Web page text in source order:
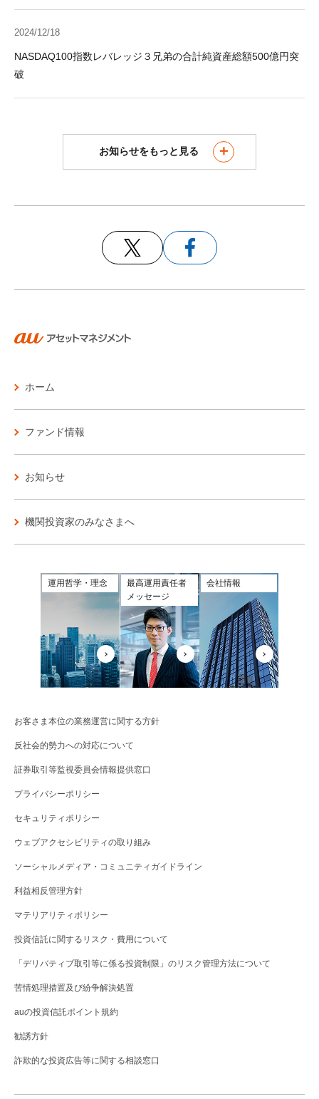
2024/12/18
NASDAQ100指数レバレッジ３兄弟の合計純資産総額500億円突
破
お知らせをもっと見る
ホーム
ファンド情報
お知らせ
機関投資家のみなさまへ
運用哲学・理念
最高運用責任者
メッセージ
会社情報
お客さま本位の業務運営に関する方針
反社会的勢力への対応について
証券取引等監視委員会情報提供窓口
プライバシーポリシー
セキュリティポリシー
ウェブアクセシビリティの取り組み
ソーシャルメディア・コミュニティガイドライン
利益相反管理方針
マテリアリティポリシー
投資信託に関するリスク・費用について
「デリバティブ取引等に係る投資制限」のリスク管理方法について
苦情処理措置及び紛争解決処置
auの投資信託ポイント規約
勧誘方針
詐欺的な投資広告等に関する相談窓口